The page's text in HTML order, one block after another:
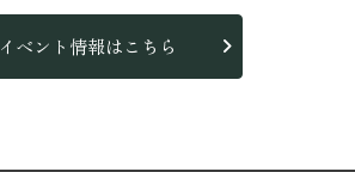
イベント情報はこちら